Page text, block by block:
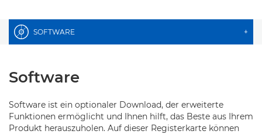
SOFTWARE +
Software
Software ist ein optionaler Download, der erweiterte
Funktionen ermöglicht und Ihnen hilft, das Beste aus Ihrem
Produkt herauszuholen. Auf dieser Registerkarte können